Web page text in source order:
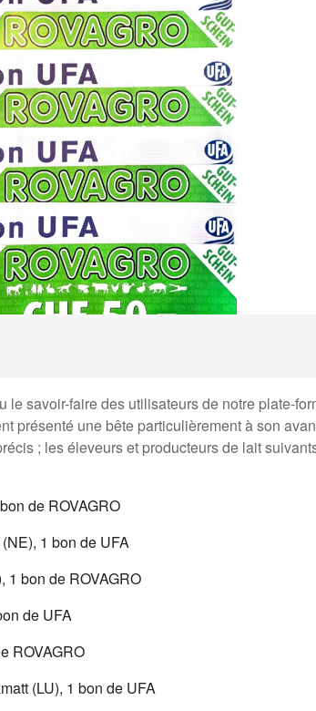
savoir-faire des utilisateurs de notre plate-
présenté une bête particulièrement à son
; les éleveurs et producteurs de lait
de ROVAGRO
1 bon de UFA
1 bon de ROVAGRO
de UFA
ROVAGRO
(LU), 1 bon de UFA